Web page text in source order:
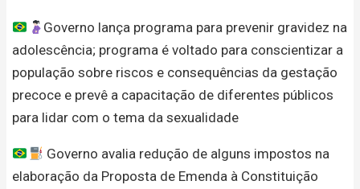
Governo lança programa para prevenir gravidez na
adolescência; programa é voltado para conscientizar a
população sobre riscos e consequências da gestação
precoce e prevê a capacitação de diferentes públicos
para lidar com o tema da sexualidade
Governo avalia redução de alguns impostos na
elaboração da Proposta de Emenda à Constituição